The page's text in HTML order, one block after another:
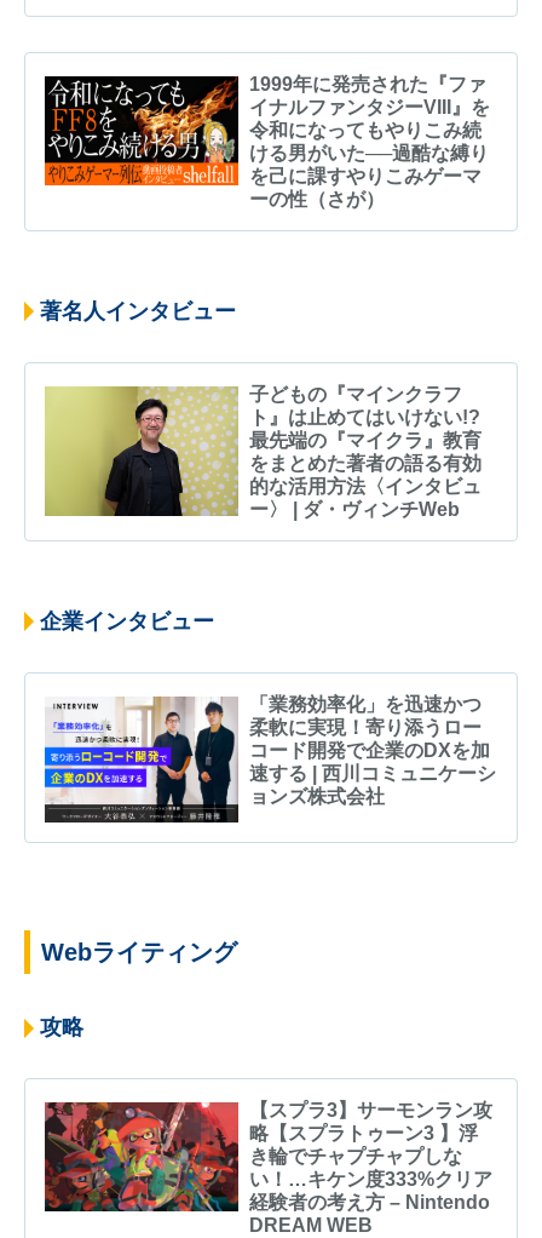
1999年に発売された『ファ
イナルファンタジーVIII』を
令和になってもやりこみ続
ける男がいた──過酷な縛り
を己に課すやりこみゲーマ
ーの性（さが）
著名人インタビュー
子どもの『マインクラフ
ト』は止めてはいけない!?
最先端の『マイクラ』教育
をまとめた著者の語る有効
的な活用方法〈インタビュ
ー〉 | ダ・ヴィンチWeb
企業インタビュー
「業務効率化」を迅速かつ
柔軟に実現！寄り添うロー
コード開発で企業のDXを加
速する | 西川コミュニケーシ
ョンズ株式会社
Webライティング
攻略
【スプラ3】サーモンラン攻
略【スプラトゥーン3 】浮
き輪でチャプチャプしな
い！…キケン度333%クリア
経験者の考え方 – Nintendo
DREAM WEB